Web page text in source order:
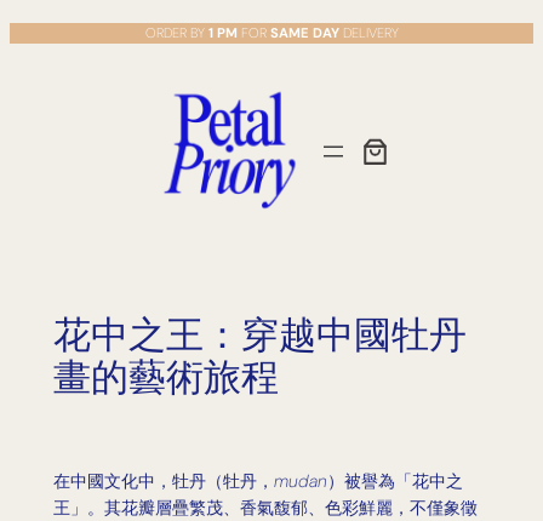
Skip
to
ORDER BY 1 PM FOR SAME DAYDELIVERY
花中之王：穿越中國牡丹
畫的藝術旅程
在中國文化中，牡丹（牡丹， mudan）被譽為「花中之
王」。其花瓣層疊繁茂、香氣馥郁、色彩鮮麗，不僅象徵